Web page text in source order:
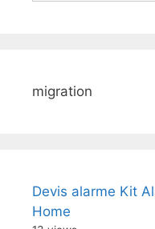
migration
Devis alarme Kit
Home